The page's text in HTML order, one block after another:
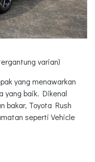
varian)
yang menawarkan
yang baik. Dikenal
bakar, Toyota Rush
seperti Vehicle